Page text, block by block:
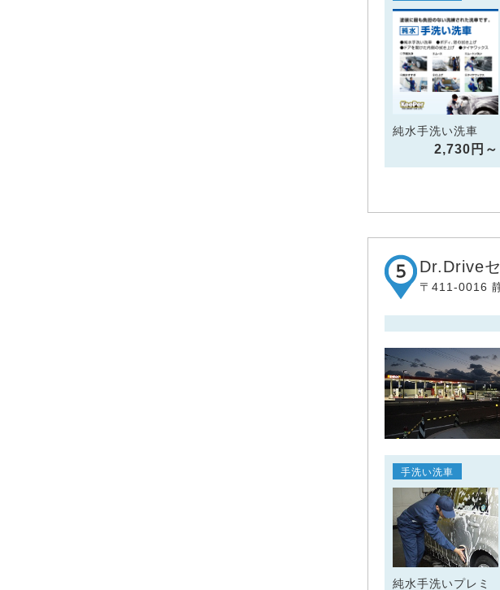
純水手洗い洗車
2,730円～
Dr.Drive
〒411-0016
手洗い洗車
純水手洗いプレミ